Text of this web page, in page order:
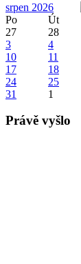
srpen 2026
Po
Út
27
28
3
4
10
11
17
18
24
25
31
1
Právě vyšlo